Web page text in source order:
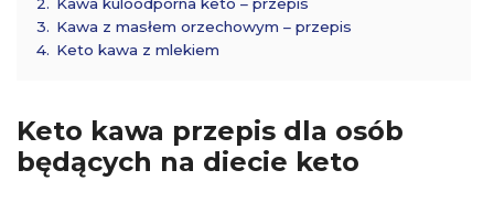
3. Kawa z masłem orzechowym – przepis
4. Keto kawa z mlekiem
Keto kawa przepis dla osób
będących na diecie keto